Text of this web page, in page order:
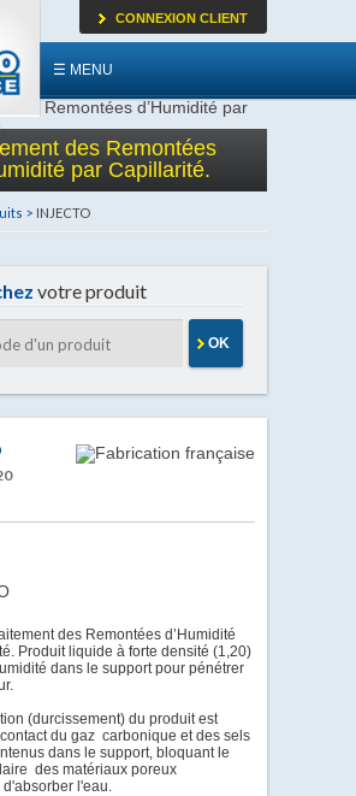
☰ MENU
CONNEXION CLIENT
des Remontées
par Capillarité.
> INJECTO
votre produit
OK
des Remontées d’Humidité
Produit liquide à forte densité (1,20)
dans le support pour pénétrer
(durcissement) du produit est
du gaz carbonique et des sels
dans le support, bloquant le
des matériaux poreux
l'eau.